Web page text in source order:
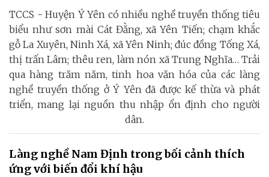
TCCS - Huyện Ý Yên có nhiều nghề truyền thống tiêu
biểu như sơn mài Cát Đằng, xã Yên Tiến; chạm khắc
gỗ La Xuyên, Ninh Xá, xã Yên Ninh; đúc đồng Tống Xá,
thị trấn Lâm; thêu ren, làm nón xã Trung Nghĩa… Trải
qua hàng trăm năm, tinh hoa văn hóa của các làng
nghề truyền thống ở Ý Yên đã được kế thừa và phát
triển, mang lại nguồn thu nhập ổn định cho người
dân.
Làng nghề Nam Định trong bối cảnh thích
ứng với biến đổi khí hậu